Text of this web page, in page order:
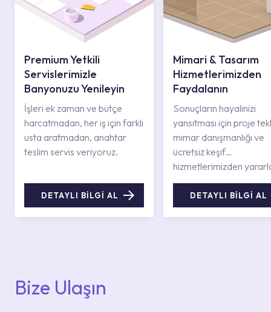
Premium Yetkili
Servislerimizle
Banyonuzu Yenileyin
İşleri ek zaman ve bütçe
harcatmadan, her iş için farklı
usta aratmadan, anahtar
teslim servis veriyoruz.
DETAYLI BİLGİ AL
Mimari & Tasarım
Hizmetlerimizden
Faydalanın
Sonuçların hayalinizi
yansıtması için proje
mimar danışmanlığı ve
ücretsiz keşif
hizmetlerimizden
DETAYLI BİLGİ AL
Bize Ulaşın